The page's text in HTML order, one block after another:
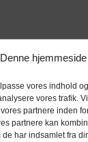
Denne
vores indhold
vores trafik.
partnere inden
partnere kan
har indsamlet fra